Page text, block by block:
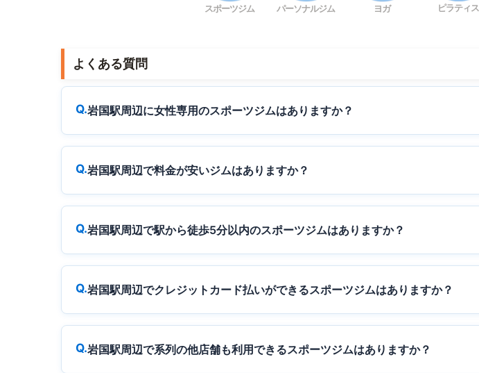
スポーツジム パーソナルジム ヨガ ピラティス
よくある質問
岩国駅周辺に女性専用のスポーツジムはありますか？
岩国駅周辺で料金が安いジムはありますか？
岩国駅周辺で駅から徒歩5分以内のスポーツジムはありますか？
岩国駅周辺でクレジットカード払いができるスポーツジムはありますか？
岩国駅周辺で系列の他店舗も利用できるスポーツジムはありますか？